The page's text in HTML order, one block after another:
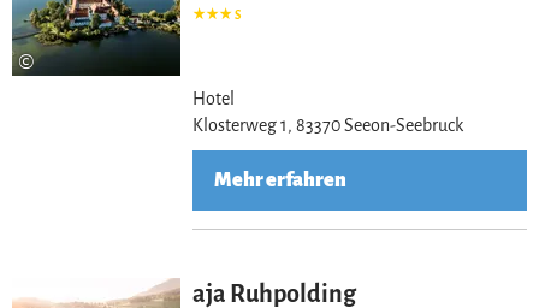
©
S
Hotel
Klosterweg 1, 83370 Seeon-Seebruck
Mehr erfahren
aja Ruhpolding